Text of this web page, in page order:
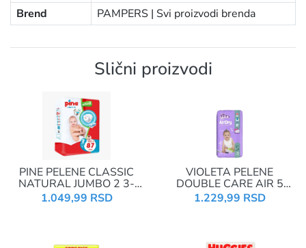
Brend
PAMPERS | Svi proizvodi brenda
Slični proizvodi
PINE PELENE CLASSIC
NATURAL JUMBO 2 3-
6KG 87KOM
1.049,99 RSD
VIOLETA PELENE
DOUBLE CARE AIR 5
JUNIOR 11-18KG 52KOM
1.229,99 RSD